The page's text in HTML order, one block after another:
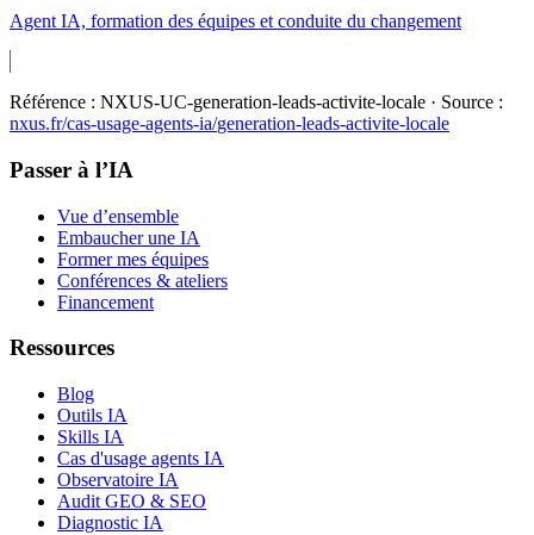
Agent IA, formation des équipes et conduite du changement
Référence : NXUS-UC-generation-leads-activite-locale · Source :
nxus.fr/cas-usage-agents-ia/generation-leads-activite-locale
Passer à l’IA
Vue d’ensemble
Embaucher une IA
Former mes équipes
Conférences & ateliers
Financement
Ressources
Blog
Outils IA
Skills IA
Cas d'usage agents IA
Observatoire IA
Audit GEO & SEO
Diagnostic IA